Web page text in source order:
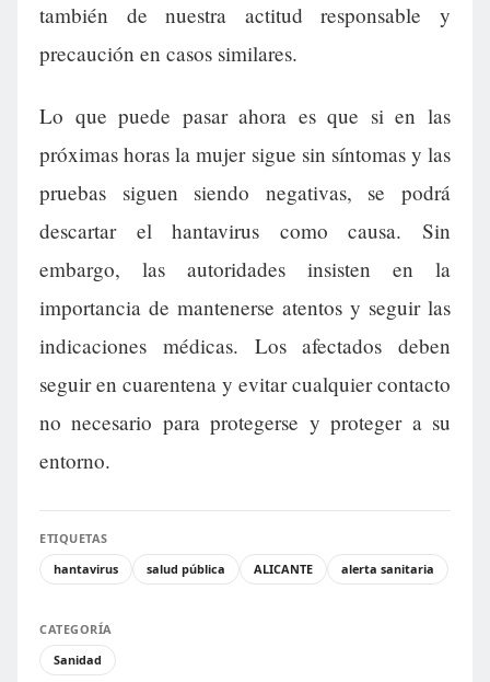
también de nuestra actitud responsable y
precaución en casos similares.
Lo que puede pasar ahora es que si en las
próximas horas la mujer sigue sin síntomas y las
pruebas siguen siendo negativas, se podrá
descartar el hantavirus como causa. Sin
embargo, las autoridades insisten en la
importancia de mantenerse atentos y seguir las
indicaciones médicas. Los afectados deben
seguir en cuarentena y evitar cualquier contacto
no necesario para protegerse y proteger a su
entorno.
ETIQUETAS
hantavirus
salud pública ALICANTE alerta sanitaria
CATEGORÍA
Sanidad